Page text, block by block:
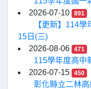
2026-07-10
891
【更新】114
15日(三)
2026-08-06
471
115學年度高中
2026-07-15
450
彰化縣立二林